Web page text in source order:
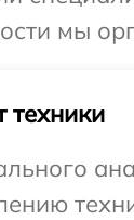
мы
техники